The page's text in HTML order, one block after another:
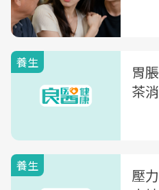
養生
胃
茶
養生
壓